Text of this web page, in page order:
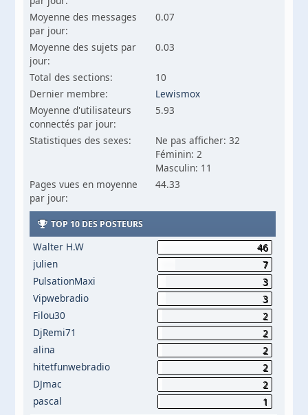
Moyenne des messages
par jour:
0.07
Moyenne des sujets par
jour:
0.03
Total des sections:
10
Dernier membre:
Lewismox
Moyenne d'utilisateurs
connectés par jour:
5.93
Statistiques des sexes:
Ne pas afficher: 32
Féminin: 2
Masculin: 11
Pages vues en moyenne
par jour:
44.33
TOP 10 DES POSTEURS
Walter H.W
46
julien
7
PulsationMaxi
3
Vipwebradio
3
Filou30
2
DjRemi71
2
alina
2
hitetfunwebradio
2
DJmac
2
pascal
1